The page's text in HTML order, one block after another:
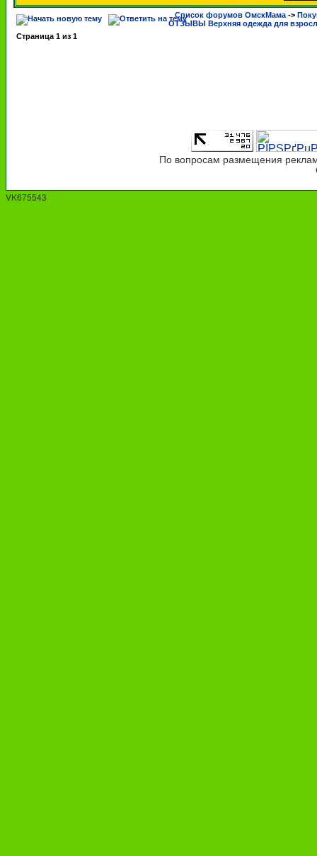
Список форумов ОмскМама ->
ОТЗЫВЫ Верхняя одежда для
Страница 1 из 1
По вопросам размещения
VK675543